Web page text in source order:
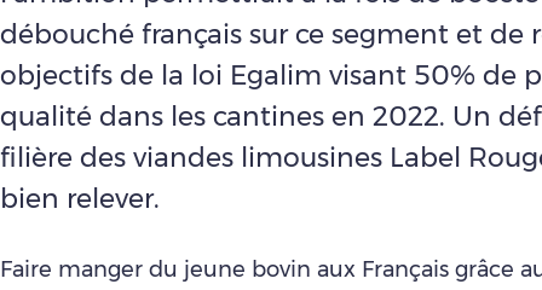
débouché français sur ce segment et de
objectifs de la loi Egalim visant 50% de
qualité dans les cantines en 2022. Un
filière des viandes limousines Label
bien relever.
Faire manger du jeune bovin aux Français grâce